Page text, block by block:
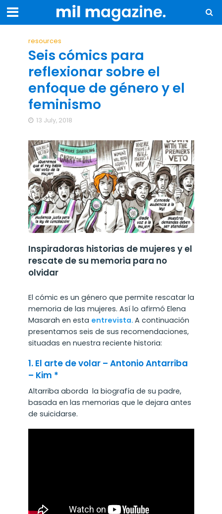
resources
Seis cómics para
reflexionar sobre el
enfoque de género y el
feminismo
13 July, 2018
Inspiradoras historias de mujeres y el
rescate de su memoria para no
olvidar
El cómic es un género que permite rescatar la
memoria de las mujeres. Así lo afirmó Elena
Masarah en esta entrevista. A continuación
presentamos seis de sus recomendaciones,
situadas en nuestra reciente historia:
1. El arte de volar – Antonio Antarriba
– Kim *
Altarriba aborda la biografía de su padre,
basada en las memorias que le dejara antes
de suicidarse.